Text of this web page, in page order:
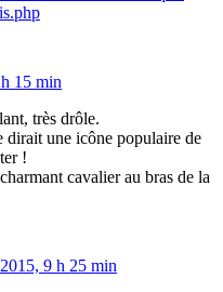
15 min
très drôle.
une icône populaire de
!
cavalier au bras de la
9 h 25 min